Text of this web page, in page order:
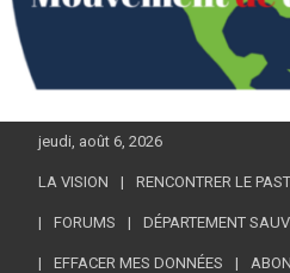
jeudi, août 6, 2026
LA VISION RENCONTRER LE
FORUMS DÉPARTEMENT
EFFACER MES DONNÉES